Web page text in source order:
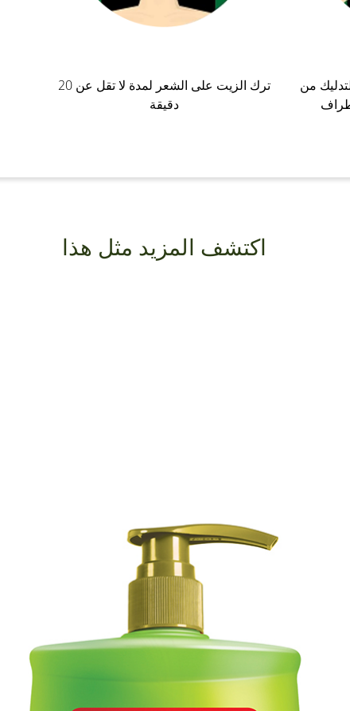
من
ترك الزيت على الشعر لمدة لا تقل عن 20
دقيقة
اكتشف المزيد مثل هذا